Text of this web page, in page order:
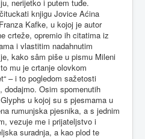
nerijetko i putem tuđe.
knjigu Jovice Aćina
Kafke, u kojoj je autor
crteže, opremio ih citatima iz
i vlastitim nadahnutim
kako sâm piše u pismu Mileni
mu je crtanje olovkom
– i to pogledom sažetosti
Osim spomenutih
u kojoj su s pjesmama u
rumunjska pjesnika, a s jednim
vezuje me i prijateljstvo i
suradnja, a kao plod te